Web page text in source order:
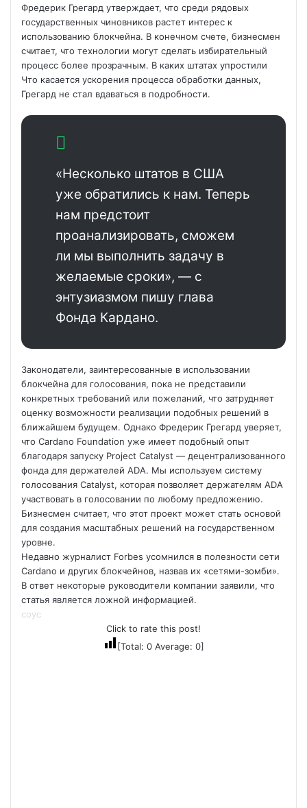
Фредерик Грегард утверждает, что среди рядовых
государственных чиновников растет интерес к
использованию блокчейна. В конечном счете, бизнесмен
считает, что технологии могут сделать избирательный
процесс более прозрачным. В каких штатах упростили
Что касается ускорения процесса обработки данных,
Грегард не стал вдаваться в подробности.
«Несколько штатов в США
уже обратились к нам. Теперь
нам предстоит
проанализировать, сможем
ли мы выполнить задачу в
желаемые сроки», — с
энтузиазмом пишу глава
Фонда Кардано.
Законодатели, заинтересованные в использовании
блокчейна для голосования, пока не представили
конкретных требований или пожеланий, что затрудняет
оценку возможности реализации подобных решений в
ближайшем будущем. Однако Фредерик Грегард уверяет,
что Cardano Foundation уже имеет подобный опыт
благодаря запуску Project Catalyst — децентрализованного
фонда для держателей ADA. Мы используем систему
голосования Catalyst, которая позволяет держателям ADA
участвовать в голосовании по любому предложению.
Бизнесмен считает, что этот проект может стать основой
для создания масштабных решений на государственном
уровне.
Недавно журналист Forbes усомнился в полезности сети
Cardano и других блокчейнов, назвав их «сетями-зомби».
В ответ некоторые руководители компании заявили, что
статья является ложной информацией.
соус
Click to rate this post!
[Total: 0Average: 0]